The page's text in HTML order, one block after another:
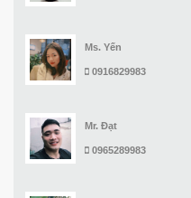
Ms. Yến
0916829983
Mr. Đạt
0965289983